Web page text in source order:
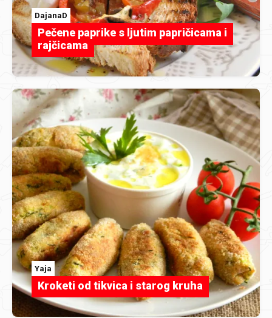
DajanaD
Pečene paprike s ljutim papričicama i
rajčicama
Yaja
Kroketi od tikvica i starog kruha